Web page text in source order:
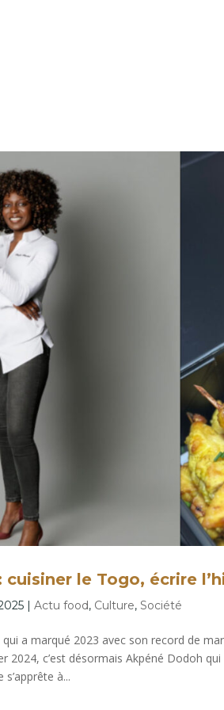
le Togo, écrire
|Actu food, Culture,Société
a marqué 2023 avec son record de
2024, c’est désormais Akpéné Dodoh
à...